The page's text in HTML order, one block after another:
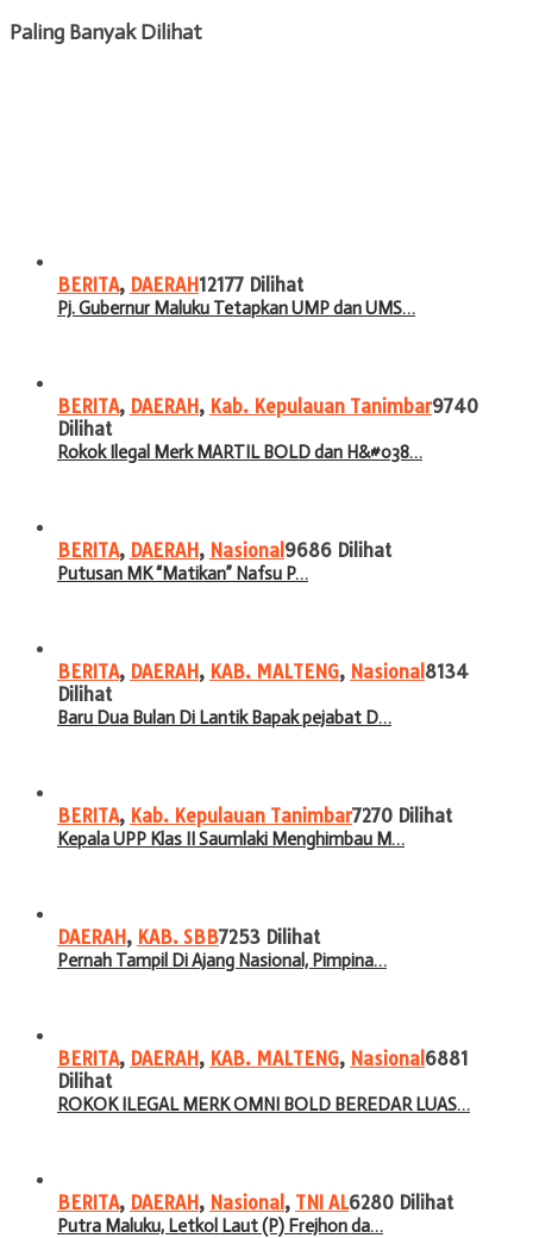
Paling Banyak Dilihat
BERITA, DAERAH12177 Dilihat
Pj. Gubernur Maluku Tetapkan UMP dan UMS…
BERITA, DAERAH, Kab. Kepulauan Tanimbar9740
Dilihat
Rokok Ilegal Merk MARTIL BOLD dan H&#038…
BERITA, DAERAH, Nasional 9686 Dilihat
Putusan MK “Matikan” Nafsu P…
BERITA, DAERAH, KAB. MALTENG, Nasional 8134
Dilihat
Baru Dua Bulan Di Lantik Bapak pejabat D…
BERITA, Kab. Kepulauan Tanimbar7270 Dilihat
Kepala UPP Klas II Saumlaki Menghimbau M…
DAERAH, KAB. SBB7253 Dilihat
Pernah Tampil Di Ajang Nasional, Pimpina…
BERITA, DAERAH, KAB. MALTENG, Nasional 6881
Dilihat
ROKOK ILEGAL MERK OMNI BOLD BEREDAR LUAS…
BERITA, DAERAH, Nasional , TNI AL6280 Dilihat
Putra Maluku, Letkol Laut (P) Frejhon da…